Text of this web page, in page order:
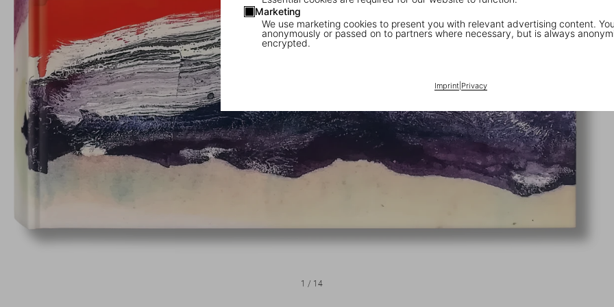
Marketing
We use marketing cookies to present you with relevant advertising content.
anonymously or passed on to partners where necessary, but is always
encrypted.
Imprint| Privacy
1 / 14